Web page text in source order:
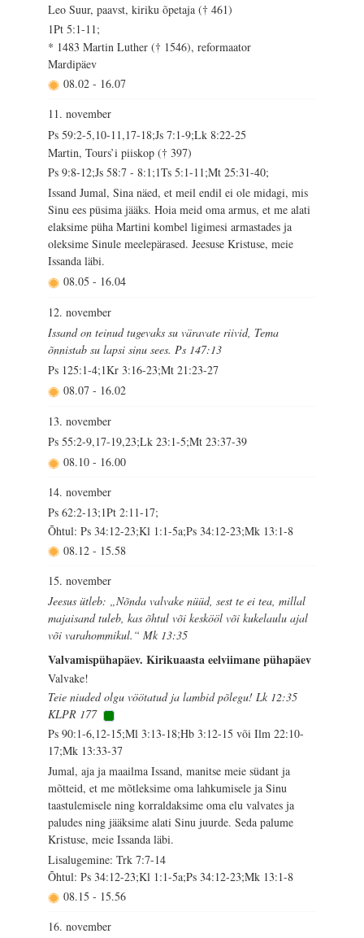
Leo Suur, paavst, kiriku õpetaja († 461)
1Pt 5:1-11;
* 1483 Martin Luther († 1546), reformaator
Mardipäev
08.02 - 16.07
11. november
Ps 59:2-5,10-11,17-18;Js 7:1-9;Lk 8:22-25
Martin, Tours’i piiskop († 397)
Ps 9:8-12;Js 58:7 - 8:1;1Ts 5:1-11;Mt 25:31-40;
Issand Jumal, Sina näed, et meil endil ei ole midagi, mis
Sinu ees püsima jääks. Hoia meid oma armus, et me alati
elaksime püha Martini kombel ligimesi armastades ja
oleksime Sinule meelepärased. Jeesuse Kristuse, meie
Issanda läbi.
08.05 - 16.04
12. november
Issand on teinud tugevaks su väravate riivid, Tema
õnnistab su lapsi sinu sees. Ps 147:13
Ps 125:1-4;1Kr 3:16-23;Mt 21:23-27
08.07 - 16.02
13. november
Ps 55:2-9,17-19,23;Lk 23:1-5;Mt 23:37-39
08.10 - 16.00
14. november
Ps 62:2-13;1Pt 2:11-17;
Õhtul: Ps 34:12-23;Kl 1:1-5a;Ps 34:12-23;Mk 13:1-8
08.12 - 15.58
15. november
Jeesus ütleb: „Nõnda valvake nüüd, sest te ei tea, millal
majaisand tuleb, kas õhtul või keskööl või kukelaulu ajal
või varahommikul.“ Mk 13:35
Valvamispühapäev. Kirikuaasta eelviimane pühapäev
Valvake!
Teie niuded olgu vöötatud ja lambid põlegu! Lk 12:35
KLPR 177
Ps 90:1-6,12-15;Ml 3:13-18;Hb 3:12-15 või Ilm 22:10-
17;Mk 13:33-37
Jumal, aja ja maailma Issand, manitse meie südant ja
mõtteid, et me mõtleksime oma lahkumisele ja Sinu
taastulemisele ning korraldaksime oma elu valvates ja
paludes ning jääksime alati Sinu juurde. Seda palume
Kristuse, meie Issanda läbi.
Lisalugemine: Trk 7:7-14
Õhtul: Ps 34:12-23;Kl 1:1-5a;Ps 34:12-23;Mk 13:1-8
08.15 - 15.56
16. november